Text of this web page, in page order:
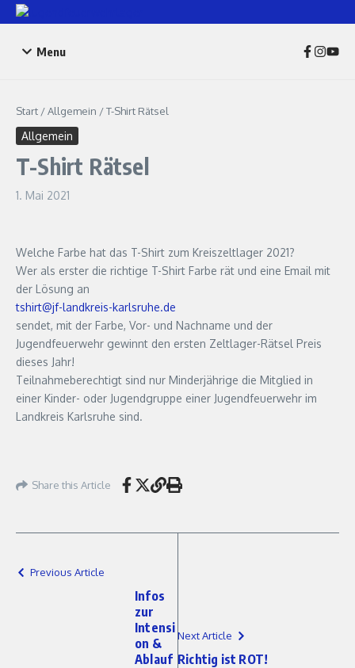
Zum Inhalt springen
Menu
Start /Allgemein /T-Shirt Rätsel
Allgemein
T-Shirt Rätsel
1. Mai 2021
Welche Farbe hat das T-Shirt zum Kreiszeltlager 2021?
Wer als erster die richtige T-Shirt Farbe rät und eine Email mit
der Lösung an
tshirt@jf-landkreis-karlsruhe.de
sendet, mit der Farbe, Vor- und Nachname und der
Jugendfeuerwehr gewinnt den ersten Zeltlager-Rätsel Preis
dieses Jahr!
Teilnahmeberechtigt sind nur Minderjährige die Mitglied in
einer Kinder- oder Jugendgruppe einer Jugendfeuerwehr im
Landkreis Karlsruhe sind.
Share this Article
Previous Article
Infos
zur
Intensi
on &
Ablauf
Next Article
Richtig ist ROT!